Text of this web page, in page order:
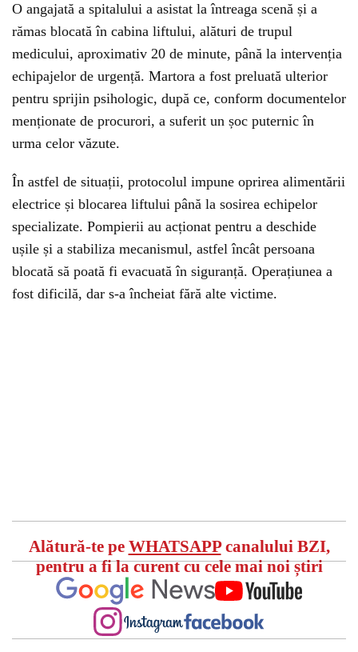
O angajată a spitalului a asistat la întreaga scenă și a
rămas blocată în cabina liftului, alături de trupul
medicului, aproximativ 20 de minute, până la intervenția
echipajelor de urgență. Martora a fost preluată ulterior
pentru sprijin psihologic, după ce, conform documentelor
menționate de procurori, a suferit un șoc puternic în
urma celor văzute.
În astfel de situații, protocolul impune oprirea alimentării
electrice și blocarea liftului până la sosirea echipelor
specializate. Pompierii au acționat pentru a deschide
ușile și a stabiliza mecanismul, astfel încât persoana
blocată să poată fi evacuată în siguranță. Operațiunea a
fost dificilă, dar s-a încheiat fără alte victime.
Alătură-te pe WHATSAPPcanalului BZI,
pentru a fi la curent cu cele mai noi știri